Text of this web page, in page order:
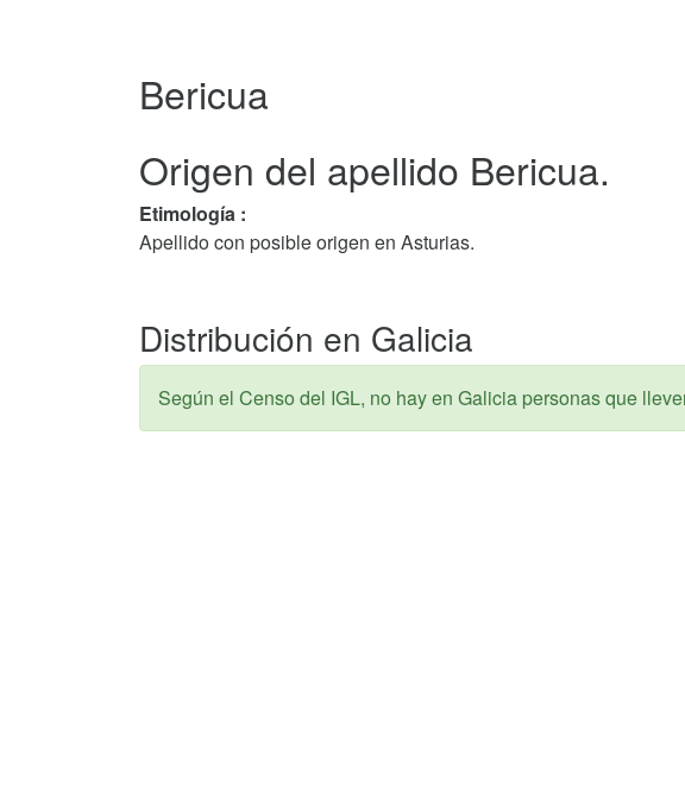
Bericua
Origen del apellido Bericua.
Etimología :
Apellido con posible origen en Asturias.
Distribución en Galicia
Según el Censo del IGL, no hay en Galicia personas que